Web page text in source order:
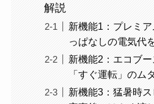
解説
新機能1：プレミ
っぱなしの電気代
新機能2：エコブ
「すぐ運転」のム
新機能3：猛暑時